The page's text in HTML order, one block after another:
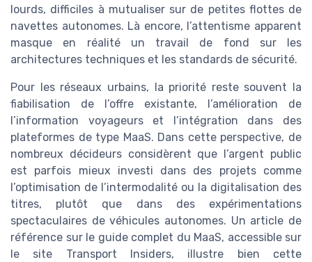
lourds, difficiles à mutualiser sur de petites flottes de
navettes autonomes. Là encore, l’attentisme apparent
masque en réalité un travail de fond sur les
architectures techniques et les standards de sécurité.
Pour les réseaux urbains, la priorité reste souvent la
fiabilisation de l’offre existante, l’amélioration de
l’information voyageurs et l’intégration dans des
plateformes de type MaaS. Dans cette perspective, de
nombreux décideurs considèrent que l’argent public
est parfois mieux investi dans des projets comme
l’optimisation de l’intermodalité ou la digitalisation des
titres, plutôt que dans des expérimentations
spectaculaires de véhicules autonomes. Un article de
référence sur le guide complet du MaaS, accessible sur
le site Transport Insiders, illustre bien cette